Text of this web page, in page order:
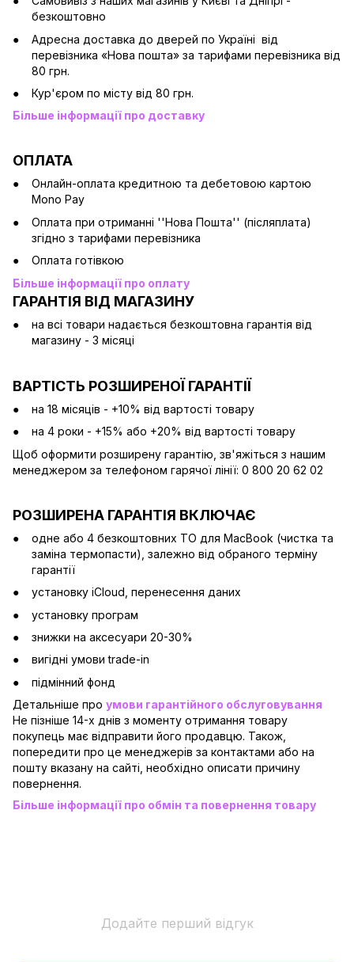
безкоштовно
Адресна доставка до дверей по Україні від
перевізника «Нова пошта» за тарифами перевізника від
80 грн.
Кур'єром по місту від 80 грн.
Більше інформації про доставку
ОПЛАТА
Онлайн-оплата кредитною та дебетовою картою
Mono Pay
Оплата при отриманні ''Нова Пошта'' (післяплата)
згідно з тарифами перевізника
Оплата готівкою
Більше інформації про оплату
ГАРАНТІЯ ВІД МАГАЗИНУ
на всі товари надається безкоштовна гарантія від
магазину - 3 місяці
ВАРТІСТЬ РОЗШИРЕНОЇ ГАРАНТІЇ
на 18 місяців - +10% від вартості товару
на 4 роки - +15% або +20% від вартості товару
Щоб оформити розширену гарантію, зв'яжіться з нашим
менеджером за телефоном гарячої лінії: 0 800 20 62 02
РОЗШИРЕНА ГАРАНТІЯ ВКЛЮЧАЄ
одне або 4 безкоштовних ТО для MacBook (чистка та
заміна термопасти), залежно від обраного терміну
гарантії
установку iCloud, перенесення даних
установку програм
знижки на аксесуари 20-30%
вигідні умови trade-in
підмінний фонд
Детальніше про умови гарантійного обслуговування
Не пізніше 14-х днів з моменту отримання товару
покупець має відправити його продавцю. Також,
попередити про це менеджерів за контактами або на
пошту вказану на сайті, необхідно описати причину
повернення.
Більше інформації про обмін та повернення товару
Додайте перший відгук